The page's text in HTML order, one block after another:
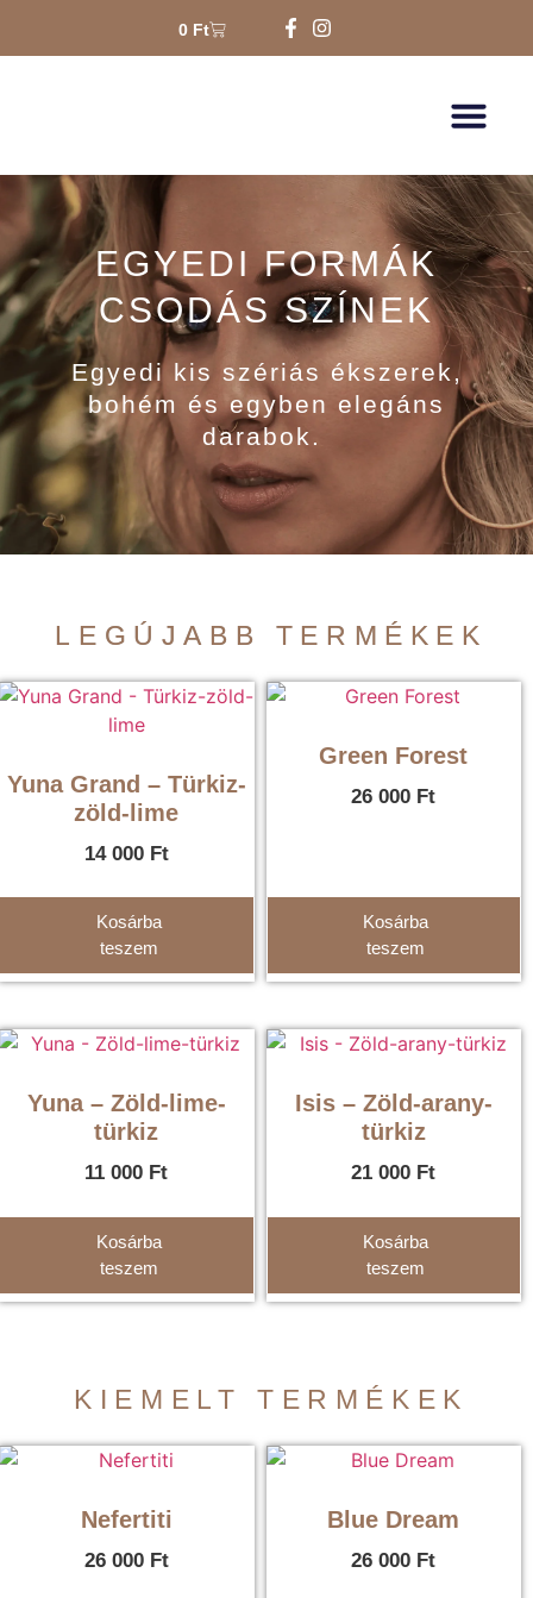
0 Ft
EGYEDI FORMÁK
CSODÁS SZÍNEK
Egyedi kis szériás ékszerek,
bohém és egyben elegáns
darabok.
LEGÚJABB TERMÉKEK
Yuna Grand – Türkiz-
zöld-lime
14 000 Ft
Kosárba
teszem
Green Forest
26 000 Ft
Kosárba
teszem
Yuna – Zöld-lime-
türkiz
11 000 Ft
Kosárba
teszem
Isis – Zöld-arany-
türkiz
21 000 Ft
Kosárba
teszem
KIEMELT TERMÉKEK
Nefertiti
26 000 Ft
Blue Dream
26 000 Ft